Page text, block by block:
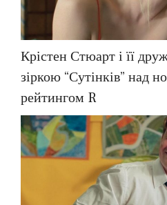
Крістен Стюарт і її
зіркою “Сутінків” над
рейтингом R